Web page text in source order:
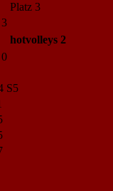
Platz 3
hotvolleys 2
S5